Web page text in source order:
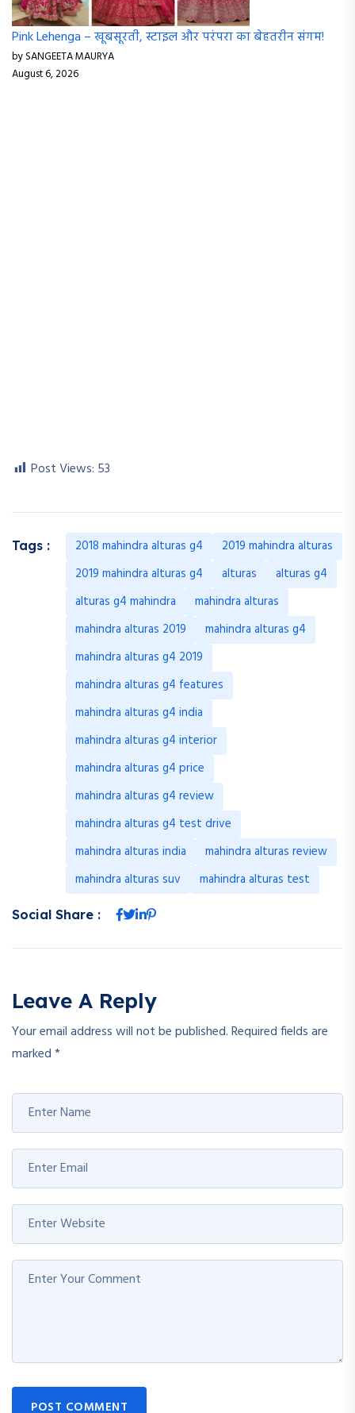
Pink Lehenga – खूबसूरती, स्टाइल और परंपरा का बेहतरीन संगम!
by SANGEETA MAURYA
August 6, 2026
Post Views: 53
Tags : 2018 mahindra alturas g4
2019 mahindra alturas
2019 mahindra alturas g4
alturas
alturas g4
alturas g4 mahindra
mahindra alturas
mahindra alturas 2019
mahindra alturas g4
mahindra alturas g4 2019
mahindra alturas g4 features
mahindra alturas g4 india
mahindra alturas g4 interior
mahindra alturas g4 price
mahindra alturas g4 review
mahindra alturas g4 test drive
mahindra alturas india
mahindra alturas review
mahindra alturas suv
mahindra alturas test
Social Share :
Leave A Reply
Your email address will not be published.Required fields are
marked*
POST COMMENT